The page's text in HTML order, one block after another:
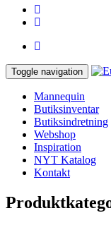
Toggle navigation
Mannequin
Butiksinventar
Butiksindretning
Webshop
Inspiration
NYT Katalog
Kontakt